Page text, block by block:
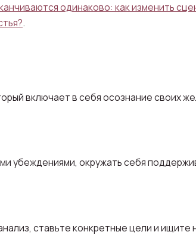
одинаково: как изменить
.
включает в себя осознание своих
убеждениями, окружать себя
ставьте конкретные цели и